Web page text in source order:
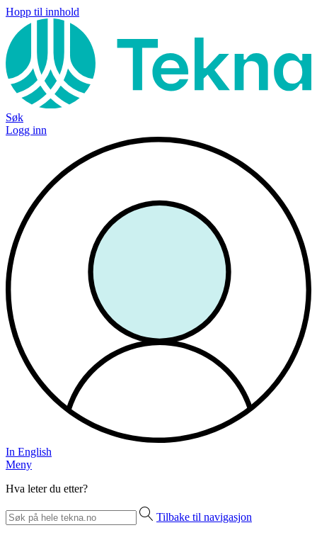
Hopp til innhold
Søk
Logg inn
In English
Meny
Hva leter du etter?
Tilbake til navigasjon